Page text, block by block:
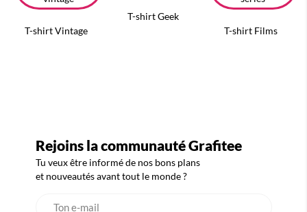
T-shirt Vintage
T-shirt Geek
T-shirt Films
Rejoins la communauté Grafitee
Tu veux être informé de nos bons plans
et nouveautés avant tout le monde ?